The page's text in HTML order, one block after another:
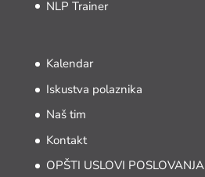
NLP Trainer
Kalendar
Iskustva polaznika
Naš tim
Kontakt
OPŠTI USLOVI POSLOVANJA